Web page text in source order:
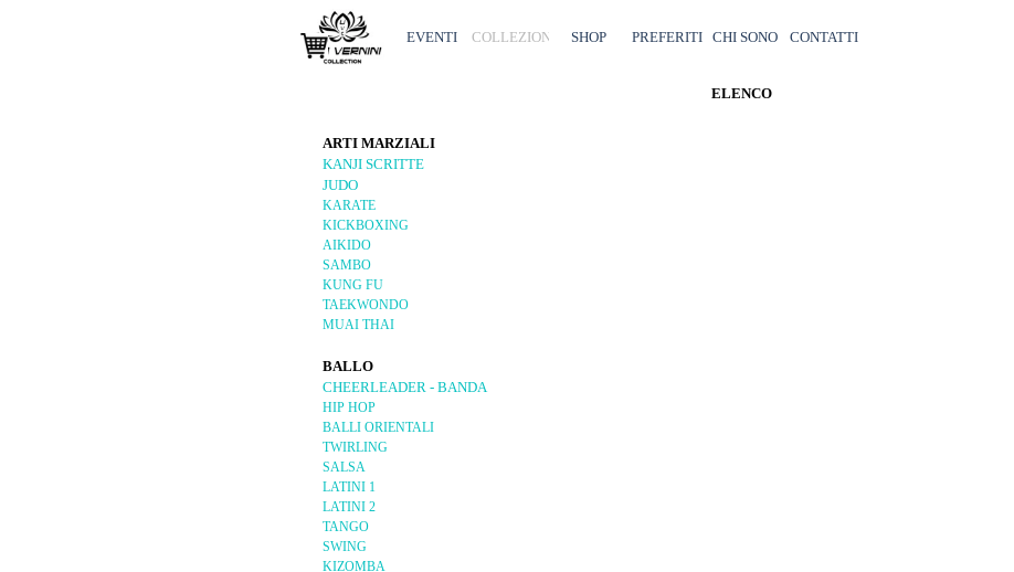
Salta menù
EVENTI COLLEZIONI ▼
SHOP PREFERITI CHI SONO CONTATTI
ELENCO
ARTI MARZIALI
KANJI SCRITTE
JUDO
KARATE
KICKBOXING
AIKIDO
SAMBO
KUNG FU
TAEKWONDO
MUAI THAI
BALLO
CHEERLEADER - BANDA
HIP HOP
BALLI ORIENTALI
TWIRLING
SALSA
LATINI 1
LATINI 2
TANGO
SWING
KIZOMBA